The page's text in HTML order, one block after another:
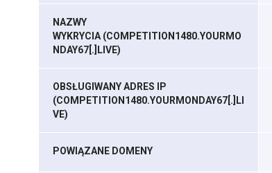
NAZWY
WYKRYCIA (COMPETITION1480.YOURMO
NDAY67[.]LIVE)
OBSŁUGIWANY ADRES IP
(COMPETITION1480.YOURMONDAY67[.]LI
VE)
POWIĄZANE DOMENY